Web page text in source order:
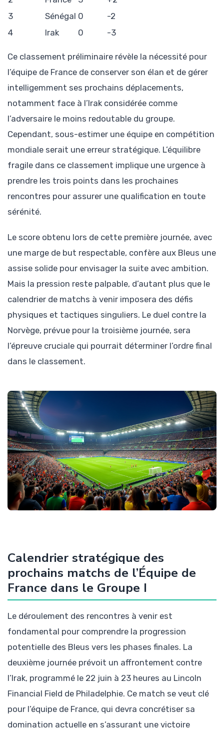
3
Sénégal 0
-2
4
Irak 0 -3
Ce classement préliminaire révèle la nécessité pour
l’équipe de France de conserver son élan et de gérer
intelligemment ses prochains déplacements,
notamment face à l’Irak considérée comme
l’adversaire le moins redoutable du groupe.
Cependant, sous-estimer une équipe en compétition
mondiale serait une erreur stratégique. L’équilibre
fragile dans ce classement implique une urgence à
prendre les trois points dans les prochaines
rencontres pour assurer une qualification en toute
sérénité.
Le score obtenu lors de cette première journée, avec
une marge de but respectable, confère aux Bleus une
assise solide pour envisager la suite avec ambition.
Mais la pression reste palpable, d’autant plus que le
calendrier de matchs à venir imposera des défis
physiques et tactiques singuliers. Le duel contre la
Norvège, prévue pour la troisième journée, sera
l’épreuve cruciale qui pourrait déterminer l’ordre final
dans le classement.
Calendrier stratégique des
prochains matchs de l’Équipe de
France dans le Groupe I
Le déroulement des rencontres à venir est
fondamental pour comprendre la progression
potentielle des Bleus vers les phases finales. La
deuxième journée prévoit un affrontement contre
l’Irak, programmé le 22 juin à 23 heures au Lincoln
Financial Field de Philadelphie. Ce match se veut clé
pour l’équipe de France, qui devra concrétiser sa
domination actuelle en s’assurant une victoire